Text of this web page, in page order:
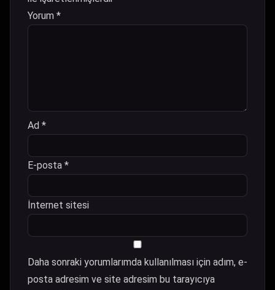
Yorum *
Ad *
E-posta *
İnternet sitesi
Daha sonraki yorumlarımda kullanılması için adım, e-
posta adresim ve site adresim bu tarayıcıya